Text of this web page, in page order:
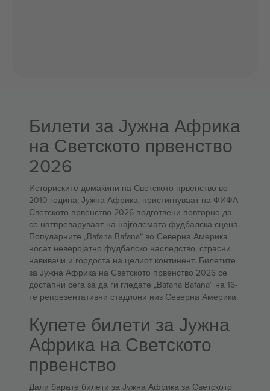
Билети за Јужна Африка
на Светското првенство
2026
Историските домаќини на Светското првенство во
2010 година, Јужна Африка, пристигнуваат на ФИФА
Светското првенство 2026 подготвени повторно да
се натпреваруваат на најголемата фудбалска сцена.
Популарните „Bafana Bafana“ во Северна Америка
носат неверојатно фудбалско наследство, страсни
навивачи и гордоста на целиот континент. Билетите
за Јужна Африка на Светското првенство 2026 се
достапни сега за да ги гледате „Bafana Bafana“ на 16-
те репрезентативни стадиони низ Северна Америка.
Купете билети за Јужна
Африка на Светското
првенство
Дали барате билети за Јужна Африка за Светското